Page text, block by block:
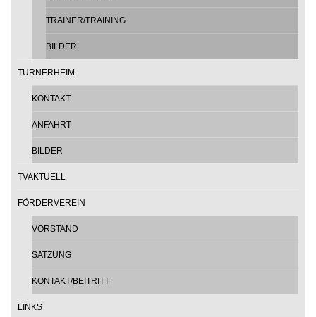
TRAINER/TRAINING
BILDER
TURNERHEIM
KONTAKT
ANFAHRT
BILDER
TVAKTUELL
FÖRDERVEREIN
VORSTAND
SATZUNG
KONTAKT/BEITRITT
LINKS